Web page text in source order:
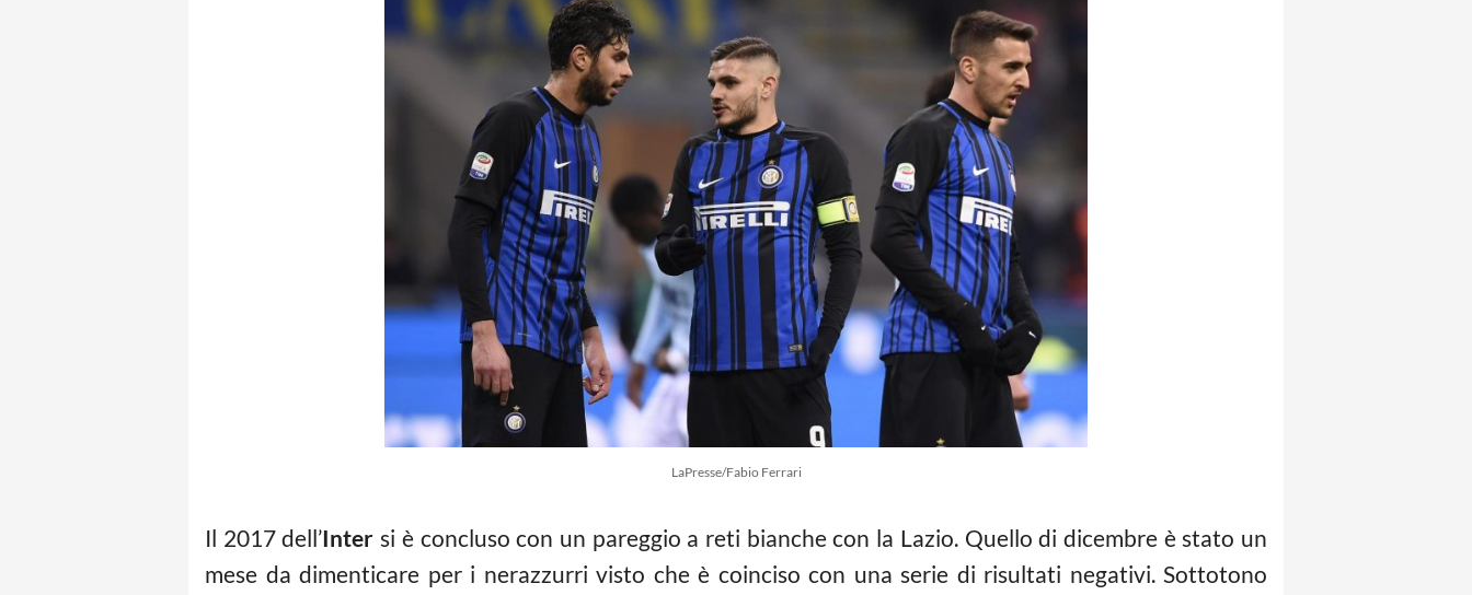
LaPresse/Fabio Ferrari
Il 2017 dell’Inter si è concluso con un pareggio a reti bianche con la Lazio. Quello di dicembre è stato un
mese da dimenticare per i nerazzurri visto che è coinciso con una serie di risultati negativi. Sottotono